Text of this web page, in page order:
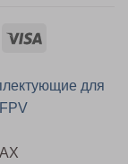
Visa
для